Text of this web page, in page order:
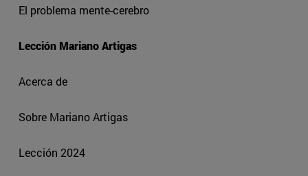
El problema mente-cerebro
Lección Mariano Artigas
Acerca de
Sobre Mariano Artigas
Lección 2024